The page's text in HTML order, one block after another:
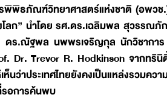
พิธภัณฑ์วิทยาศาสตร์แห่งชาติ (อพวช
ลก” นำโดย รศ.ดร.เฉลิมพล สุวรรณ
ดร.ณัฐพล นพพรเจริญกุล นักวิชาการ
Dr. Trevor R. Hodkinson จากทรินิ
าประเทศไทยยังคงเป็นแหล่งรวมคว
อการค้นพบ